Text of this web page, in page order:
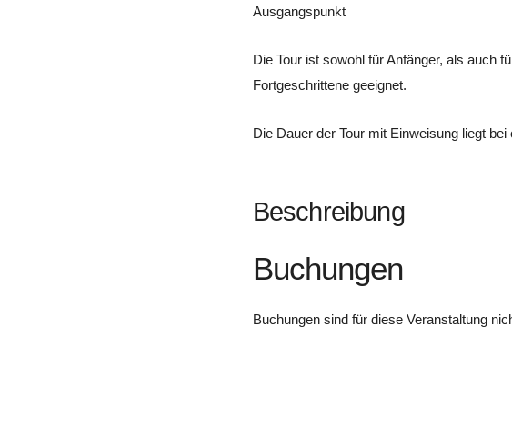
Ausgangspunkt
Die Tour ist sowohl für Anfänger, als auch
Fortgeschrittene geeignet.
Die Dauer der Tour mit Einweisung liegt bei
Beschreibung
Buchungen
Buchungen sind für diese Veranstaltung